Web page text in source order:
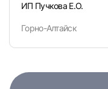
ИП Пучкова Е.О.
Горно-Алтайск